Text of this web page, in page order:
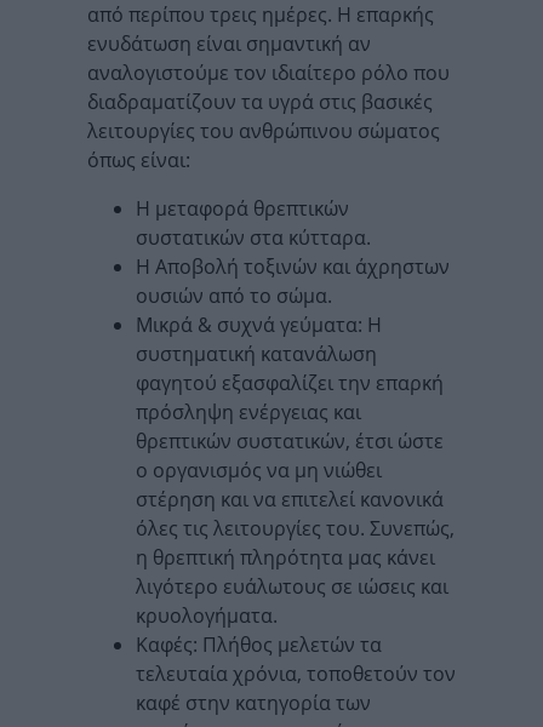
από περίπου τρεις ημέρες. Η επαρκής
ενυδάτωση είναι σημαντική αν
αναλογιστούμε τον ιδιαίτερο ρόλο που
διαδραματίζουν τα υγρά στις βασικές
λειτουργίες του ανθρώπινου σώματος
όπως είναι:
Η μεταφορά θρεπτικών
συστατικών στα κύτταρα.
Η Αποβολή τοξινών και άχρηστων
ουσιών από το σώμα.
Μικρά & συχνά γεύματα: Η
συστηματική κατανάλωση
φαγητού εξασφαλίζει την επαρκή
πρόσληψη ενέργειας και
θρεπτικών συστατικών, έτσι ώστε
ο οργανισμός να μη νιώθει
στέρηση και να επιτελεί κανονικά
όλες τις λειτουργίες του. Συνεπώς,
η θρεπτική πληρότητα μας κάνει
λιγότερο ευάλωτους σε ιώσεις και
κρυολογήματα.
Καφές: Πλήθος μελετών τα
τελευταία χρόνια, τοποθετούν τον
καφέ στην κατηγορία των